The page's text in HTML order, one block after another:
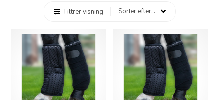
Filtrer visning